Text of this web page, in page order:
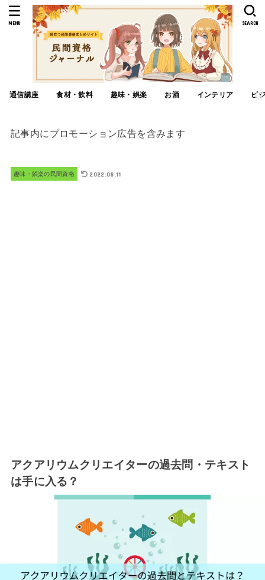
通信講座 食材・飲料 趣味・娯楽 お酒 インテリア ビ
SEARCH
MENU
記事内にプロモーション広告を含みます
趣味・娯楽の民間資格 2022.08.11
アクアリウムクリエイターの過去問・テキスト
は手に入る？